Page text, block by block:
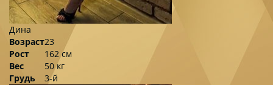
Дина
Возраст23
Рост
162 см
Вес
50 кг
Грудь
3-й